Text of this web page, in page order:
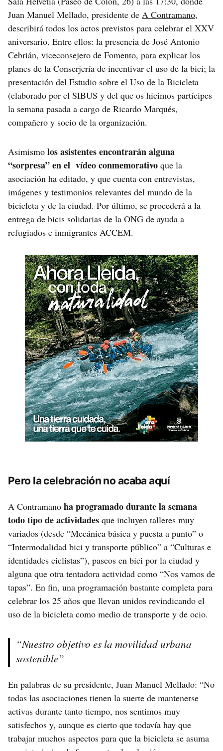
Juan Manuel Mellado, presidente de A Contramano,
describirá todos los actos previstos para celebrar el XXV
aniversario. Entre ellos: la presencia de José Antonio
Cebrián, viceconsejero de Fomento, para explicar los
planes de la Conserjería de incentivar el uso de la bici; la
presentación del Estudio sobre el Uso de la Bicicleta
(elaborado por el SIBUS y del que os hicimos partícipes
la semana pasada a cargo de Ricardo Marqués,
compañero y socio de la organización.
Asimismo los asistentes encontrarán alguna
“sorpresa” en el vídeo conmemorativo que la
asociación ha editado, y que cuenta con entrevistas,
imágenes y testimonios relevantes del mundo de la
bicicleta y de la ciudad. Por último, se procederá a la
entrega de bicis solidarias de la ONG de ayuda a
refugiados e inmigrantes ACCEM.
Pero la celebración no acaba aquí
A Contramano ha programado durante la semana
todo tipo de actividades que incluyen talleres muy
variados (desde “Mecánica básica y puesta a punto” o
“Intermodalidad bici y transporte público” a “Culturas e
identidades ciclistas”), paseos en bici por la ciudad y
alguna que otra tentadora actividad como “Nos vamos de
tapas”. En fin, una programación bastante completa para
celebrar los 25 años que llevan unidos revindicando el
uso de la bicicleta como medio de transporte y de ocio.
“Nuestro objetivo es la movilidad urbana
sostenible”
En palabras de su presidente, Juan Manuel Mellado: “No
todas las asociaciones tienen la suerte de mantenerse
activas durante tanto tiempo, nos sentimos muy
satisfechos y, aunque es cierto que todavía hay que
trabajar muchos aspectos para que la bicicleta se asuma